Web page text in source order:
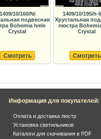
1409/10/160/Ni
подвесная
Bohemia Ivele
Crystal
Смотреть
1409/10/195/h-
Хрустальная
люстра
Crystal
Смотреть
Информация для покупателей:
Оплата и доставка люстр
Установка светильников
Каталоги для скачивания в PDF